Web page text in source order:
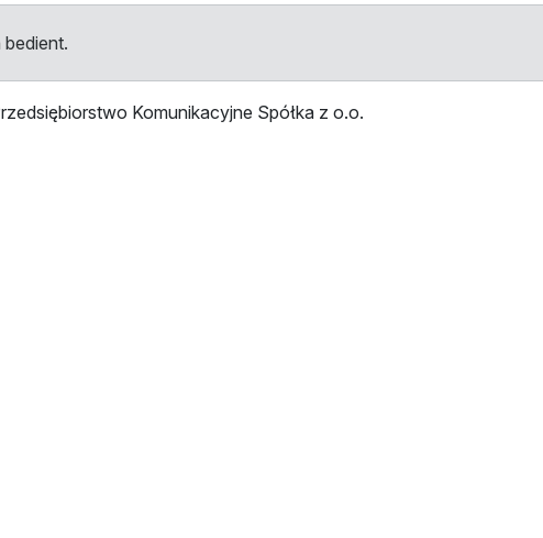
Komunikacyjne Spółka z o.o.